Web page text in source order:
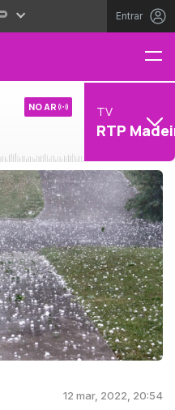
Entrar
NO AR TV
RTP
12 mar, 2022, 20:54